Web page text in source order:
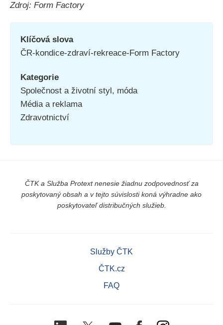
Zdroj: Form Factory
Klíčová slova
ČR-kondice-zdraví-rekreace-Form Factory
Kategorie
Společnost a životní styl, móda
Média a reklama
Zdravotnictví
ČTK a Služba Protext nenesie žiadnu zodpovednosť za
poskytovaný obsah a v tejto súvislosti koná výhradne ako
poskytovateľ distribučných služieb.
Služby ČTK
ČTK.cz
FAQ